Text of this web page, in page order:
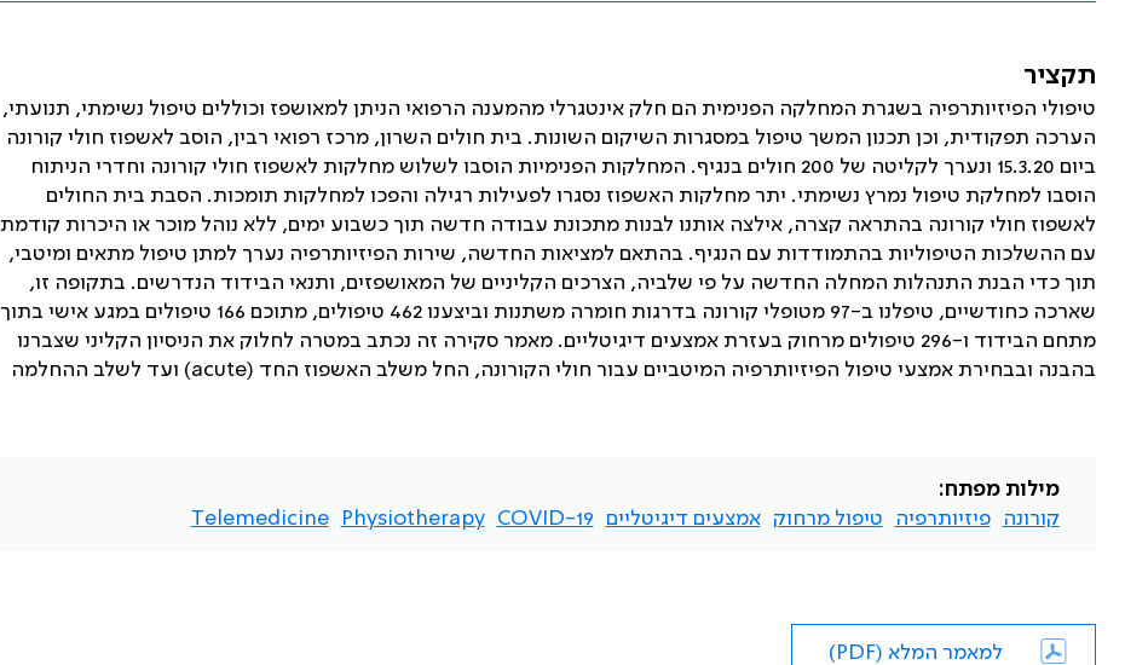
תקציר
טיפולי הפיזיותרפיה בשגרת המחלקה הפנימית הם חלק אינטגרלי מהמענה הרפואי הניתן למאושפז וכוללים טיפול נשימתי, תנועתי,
הערכה תפקודית, וכן תכנון המשך טיפול במסגרות השיקום השונות. בית חולים השרון, מרכז רפואי רבין, הוסב לאשפוז חולי קורונה
ביום 15.3.20 ונערך לקליטה של 200 חולים בנגיף. המחלקות הפנימיות הוסבו לשלוש מחלקות לאשפוז חולי קורונה וחדרי הניתוח
הוסבו למחלקת טיפול נמרץ נשימתי. יתר מחלקות האשפוז נסגרו לפעילות רגילה והפכו למחלקות תומכות. הסבת בית החולים
לאשפוז חולי קורונה בהתראה קצרה, אילצה אותנו לבנות מתכונת עבודה חדשה תוך כשבוע ימים, ללא נוהל מוכר או היכרות קודמת
עם ההשלכות הטיפוליות בהתמודדות עם הנגיף. בהתאם למציאות החדשה, שירות הפיזיותרפיה נערך למתן טיפול מתאים ומיטבי,
תוך כדי הבנת התנהלות המחלה החדשה על פי שלביה, הצרכים הקליניים של המאושפזים, ותנאי הבידוד הנדרשים. בתקופה זו,
שארכה כחודשיים, טיפלנו ב-97 מטופלי קורונה בדרגות חומרה משתנות וביצענו 462 טיפולים, מתוכם 166 טיפולים במגע אישי בתוך
מתחם הבידוד ו-296 טיפולים מרחוק בעזרת אמצעים דיגיטליים. מאמר סקירה זה נכתב במטרה לחלוק את הניסיון הקליני שצברנו
בהבנה ובבחירת אמצעי טיפול הפיזיותרפיה המיטביים עבור חולי הקורונה, החל משלב האשפוז החד (acute) ועד לשלב ההחלמה
מילות מפתח:
קורונה
פיזיותרפיה טיפול מרחוק אמצעים דיגיטליים COVID-19
Physiotherapy
Telemedicine
למאמר המלא (PDF)